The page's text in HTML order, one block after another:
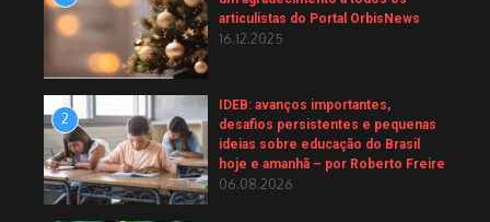
articulistas do Portal OrbisNews
16.12.2025
2
IDEB: avanços importantes,
desafios persistentes e pequenas
ideias sobre educação do Brasil
hoje e amanhã – por Roberto Freire
06.08.2026